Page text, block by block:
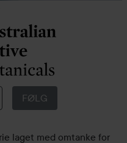
FØLG
laget med omtanke for